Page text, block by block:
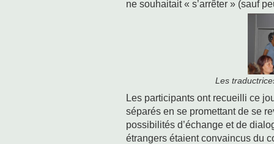
ne souhaitait « s’arrêter » (sauf
Les
Les participants ont recueilli ce
séparés en se promettant de se
possibilités d’échange et de
étrangers étaient convaincus du